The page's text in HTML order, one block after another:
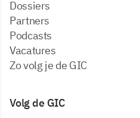
dossiers
partners
podcasts
vacatures
zo volg je de GIC
Volg de GIC